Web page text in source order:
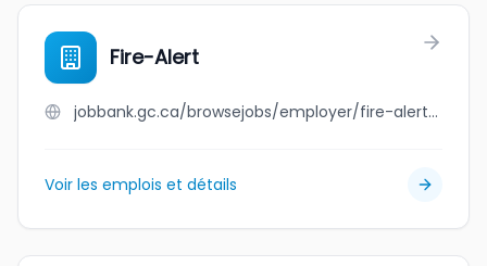
Fire-Alert
jobbank.gc.ca/browsejobs/employer/fire-alert/ca
Voir les emplois et détails